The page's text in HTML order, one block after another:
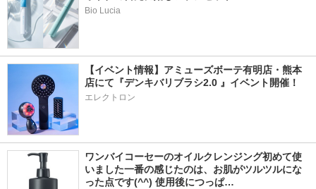
Bio Lucia
【イベント情報】アミューズボーテ有明店・熊本
店にて『デンキバリブラシ2.0 』イベント開催！
エレクトロン
ワンバイコーセーのオイルクレンジング初めて使
いました一番の感じたのは、お肌がツルツルにな
った点です(^^) 使用後につっぱ…